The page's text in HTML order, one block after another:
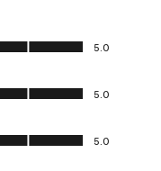
5.0
5.0
5.0